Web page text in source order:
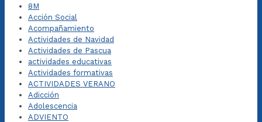
8M
Acción Social
Acompañamiento
Actividades de Navidad
Actividades de Pascua
actividades educativas
Actividades formativas
ACTIVIDADES VERANO
Adicción
Adolescencia
ADVIENTO